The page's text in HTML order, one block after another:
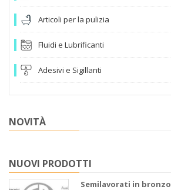
Articoli per la pulizia
Fluidi e Lubrificanti
Adesivi e Sigillanti
NOVITÀ
NUOVI PRODOTTI
Semilavorati in bronzo